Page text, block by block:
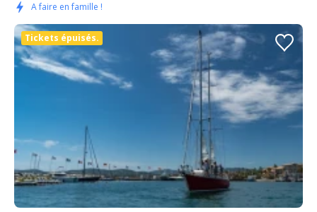
A faire en famille !
Tickets épuisés.